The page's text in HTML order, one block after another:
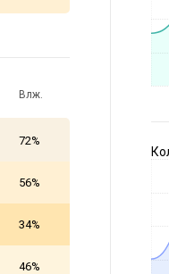
Влж.
72%
56%
34%
46%